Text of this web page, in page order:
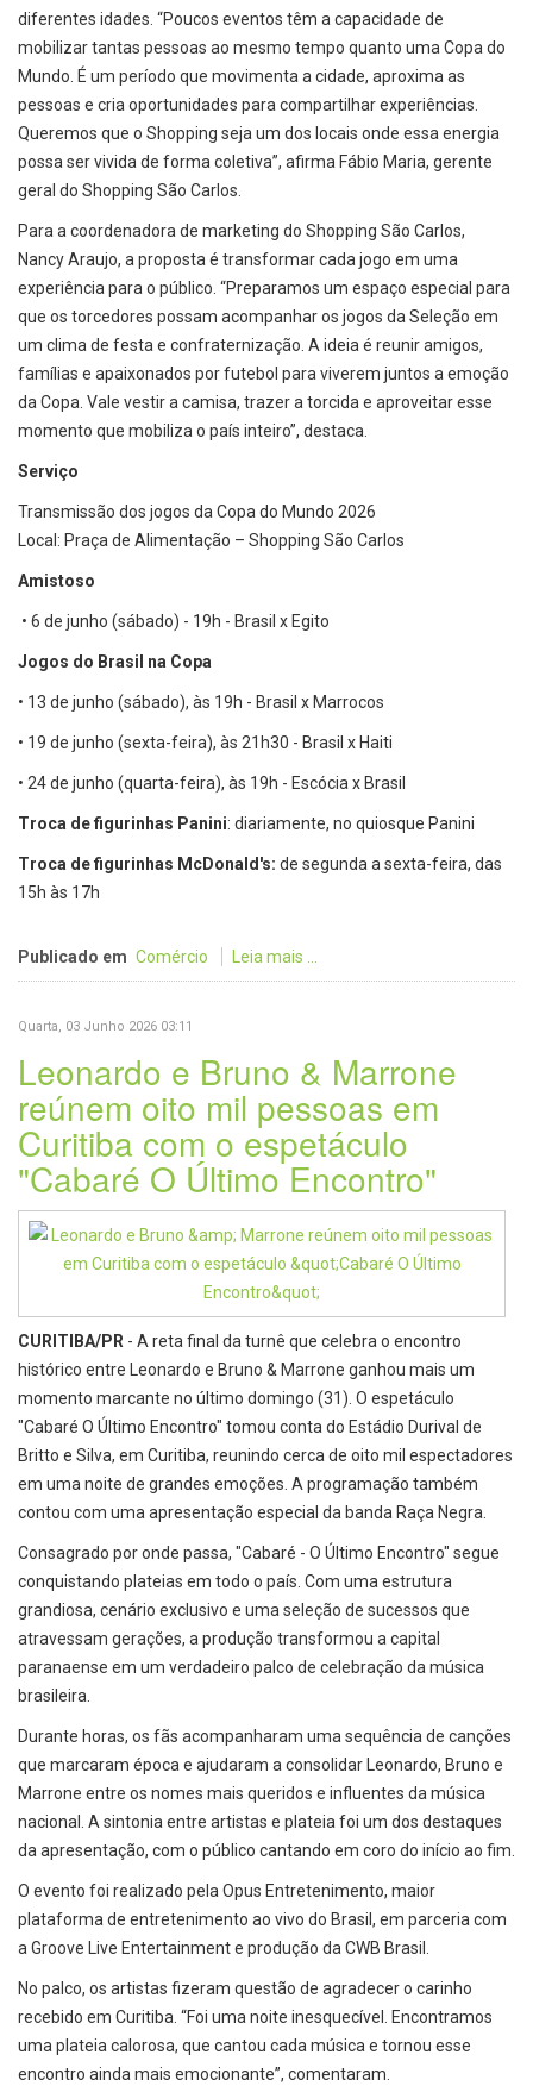
diferentes idades. “Poucos eventos têm a capacidade de
mobilizar tantas pessoas ao mesmo tempo quanto uma Copa do
Mundo. É um período que movimenta a cidade, aproxima as
pessoas e cria oportunidades para compartilhar experiências.
Queremos que o Shopping seja um dos locais onde essa energia
possa ser vivida de forma coletiva”, afirma Fábio Maria, gerente
geral do Shopping São Carlos.
Para a coordenadora de marketing do Shopping São Carlos,
Nancy Araujo, a proposta é transformar cada jogo em uma
experiência para o público. “Preparamos um espaço especial para
que os torcedores possam acompanhar os jogos da Seleção em
um clima de festa e confraternização. A ideia é reunir amigos,
famílias e apaixonados por futebol para viverem juntos a emoção
da Copa. Vale vestir a camisa, trazer a torcida e aproveitar esse
momento que mobiliza o país inteiro”, destaca.
Serviço
Transmissão dos jogos da Copa do Mundo 2026
Local: Praça de Alimentação – Shopping São Carlos
Amistoso
• 6 de junho (sábado) - 19h - Brasil x Egito
Jogos do Brasil na Copa
• 13 de junho (sábado), às 19h - Brasil x Marrocos
• 19 de junho (sexta-feira), às 21h30 - Brasil x Haiti
• 24 de junho (quarta-feira), às 19h - Escócia x Brasil
Troca de figurinhas Panini: diariamente, no quiosque Panini
Troca de figurinhas McDonald's: de segunda a sexta-feira, das
15h às 17h
Publicado em Comércio Leia mais ...
Quarta, 03 Junho 2026 03:11
Leonardo e Bruno & Marrone
reúnem oito mil pessoas em
Curitiba com o espetáculo
"Cabaré O Último Encontro"
CURITIBA/PR - A reta final da turnê que celebra o encontro
histórico entre Leonardo e Bruno & Marrone ganhou mais um
momento marcante no último domingo (31). O espetáculo
"Cabaré O Último Encontro" tomou conta do Estádio Durival de
Britto e Silva, em Curitiba, reunindo cerca de oito mil espectadores
em uma noite de grandes emoções. A programação também
contou com uma apresentação especial da banda Raça Negra.
Consagrado por onde passa, "Cabaré - O Último Encontro" segue
conquistando plateias em todo o país. Com uma estrutura
grandiosa, cenário exclusivo e uma seleção de sucessos que
atravessam gerações, a produção transformou a capital
paranaense em um verdadeiro palco de celebração da música
brasileira.
Durante horas, os fãs acompanharam uma sequência de canções
que marcaram época e ajudaram a consolidar Leonardo, Bruno e
Marrone entre os nomes mais queridos e influentes da música
nacional. A sintonia entre artistas e plateia foi um dos destaques
da apresentação, com o público cantando em coro do início ao fim.
O evento foi realizado pela Opus Entretenimento, maior
plataforma de entretenimento ao vivo do Brasil, em parceria com
a Groove Live Entertainment e produção da CWB Brasil.
No palco, os artistas fizeram questão de agradecer o carinho
recebido em Curitiba. “Foi uma noite inesquecível. Encontramos
uma plateia calorosa, que cantou cada música e tornou esse
encontro ainda mais emocionante”, comentaram.